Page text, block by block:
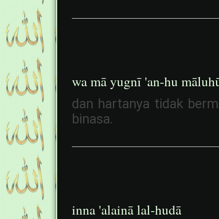
wa mā yugnī 'an-hu
dan hartanya tidak
binasa.
inna 'alainā lal-hudā